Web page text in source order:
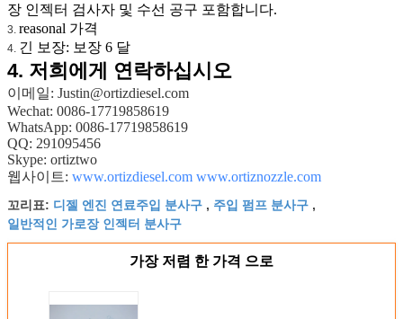
장 인젝터 검사자 및 수선 공구 포함합니다.
3. reasonal 가격
4. 긴 보장: 보장 6 달
4. 저희에게 연락하십시오
이메일: Justin@ortizdiesel.com
Wechat: 0086-17719858619
WhatsApp: 0086-17719858619
QQ: 291095456
Skype: ortiztwo
웹사이트: www.ortizdiesel.com www.ortiznozzle.com
꼬리표: 디젤 엔진 연료주입 분사구 , 주입 펌프 분사구 ,
일반적인 가로장 인젝터 분사구
가장 저렴 한 가격 으로